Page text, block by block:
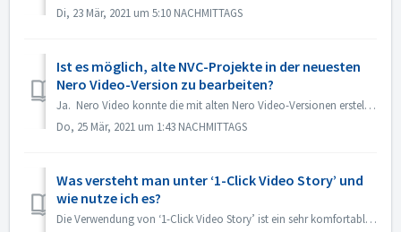
Di, 23 Mär, 2021 um 5:10 NACHMITTAGS
Ist es möglich, alte NVC-Projekte in der neuesten
Nero Video-Version zu bearbeiten?
Ja. Nero Video konnte die mit alten Nero Video-Versionen erstellten Projekte öffnen und bearbeiten. Aber das alte Nero Video kann die Projekte, die mit d...
Do, 25 Mär, 2021 um 1:43 NACHMITTAGS
Was versteht man unter ‘1-Click Video Story’ und
wie nutze ich es?
Die Verwendung von ‘1-Click Video Story’ ist ein sehr komfortabler und schneller Weg, professionelle Diashows und Videos einfach per Drag & Drop und ein...